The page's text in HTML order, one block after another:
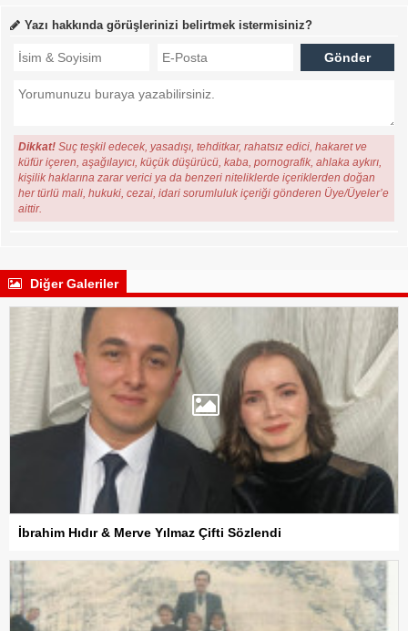
Yazı hakkında görüşlerinizi belirtmek istermisiniz?
Dikkat! Suç teşkil edecek, yasadışı, tehditkar, rahatsız edici, hakaret ve
küfür içeren, aşağılayıcı, küçük düşürücü, kaba, pornografik, ahlaka aykırı,
kişilik haklarına zarar verici ya da benzeri niteliklerde içeriklerden doğan
her türlü mali, hukuki, cezai, idari sorumluluk içeriği gönderen Üye/Üyeler’e
aittir.
Diğer Galeriler
İbrahim Hıdır & Merve Yılmaz Çifti Sözlendi